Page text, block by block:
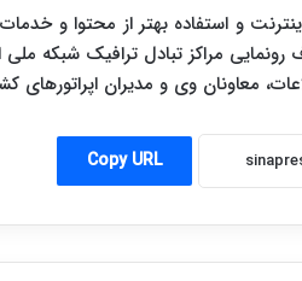
و استفاده بهتر از محتوا و
مراکز تبادل ترافیک شبکه
معاونان وی و مدیران اپراتورهای
Copy URL